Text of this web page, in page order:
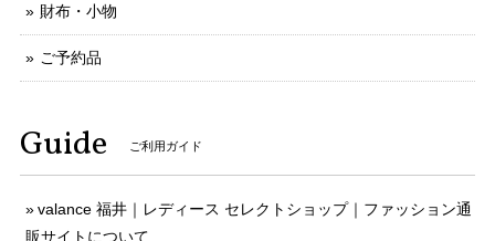
財布・小物
ご予約品
Guide ご利用ガイド
valance 福井｜レディース セレクトショップ｜ファッション通
販サイトについて